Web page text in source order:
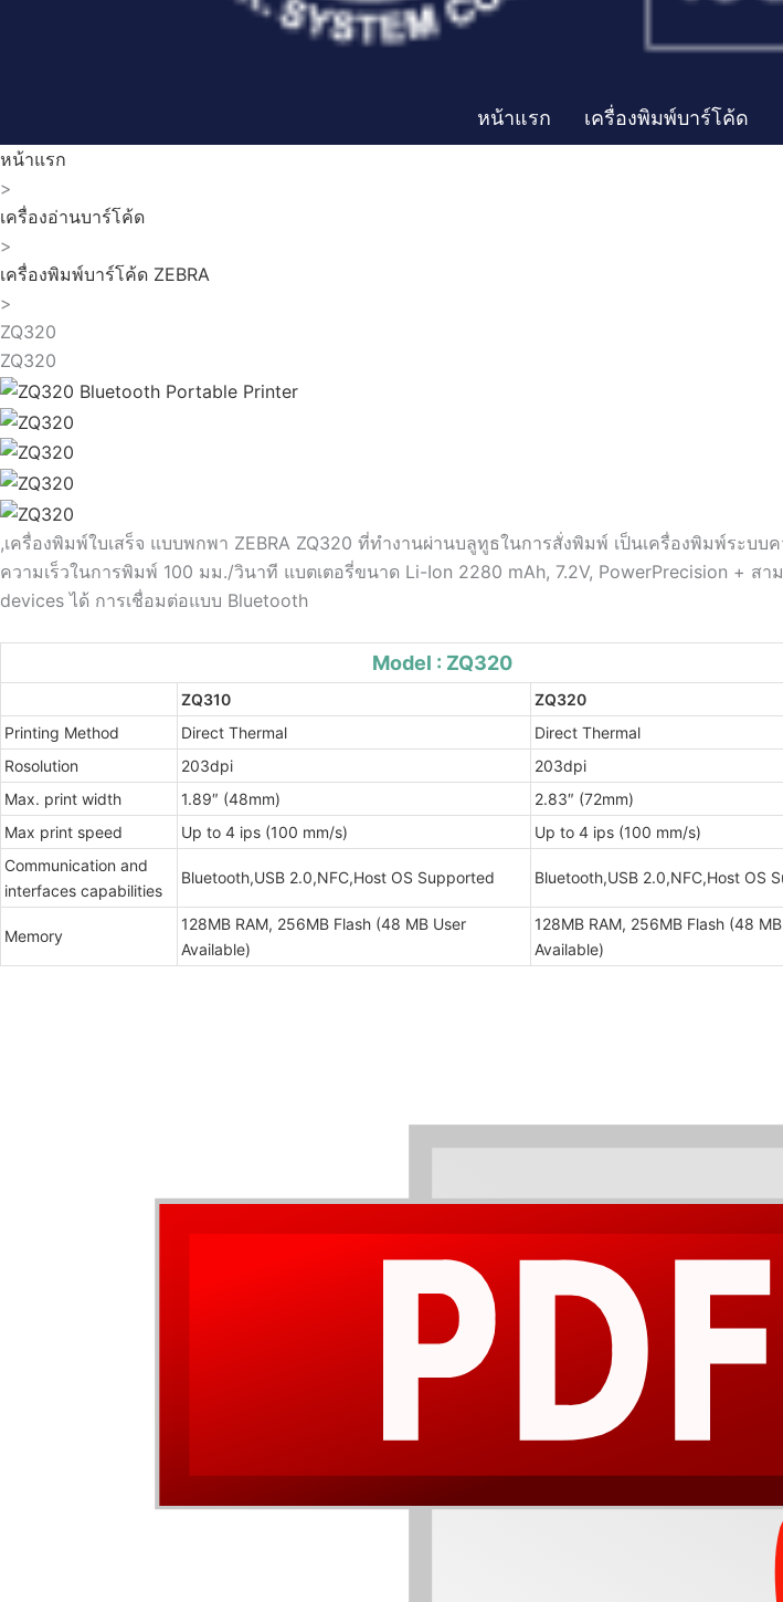
หน้าแรก เครื่องพิมพ์บาร์โค้ด
หน้าแรก
>
เครื่องอ่านบาร์โค้ด
>
เครื่องพิมพ์บาร์โค้ด ZEBRA
>
ZQ320
ZQ320
,เครื่องพิมพ์ใบเสร็จ แบบพกพา ZEBRA ZQ320 ที่ทำงานผ่านบลูทูธในการสั่งพิมพ์ เป็นเครื่องพิมพ์ระ
ความเร็วในการพิมพ์ 100 มม./วินาที แบตเตอรี่ขนาด Li-Ion 2280 mAh, 7.2V, PowerPrecision +
devices ได้ การเชื่อมต่อแบบ Bluetooth
Model : ZQ320
ZQ310
ZQ320
Printing Method
Direct Thermal
Direct Thermal
Rosolution
203dpi
203dpi
Max. print width
1.89″ (48mm)
2.83″ (72mm)
Max print speed
Up to 4 ips (100 mm/s)
Up to 4 ips (100 mm/s)
Communication and
interfaces capabilities
Bluetooth,USB 2.0,NFC,Host OS Supported Bluetooth,USB 2.0,NFC,Host OS
Memory
128MB RAM, 256MB Flash (48 MB User
Available)
128MB RAM, 256MB Flash (48
Available)